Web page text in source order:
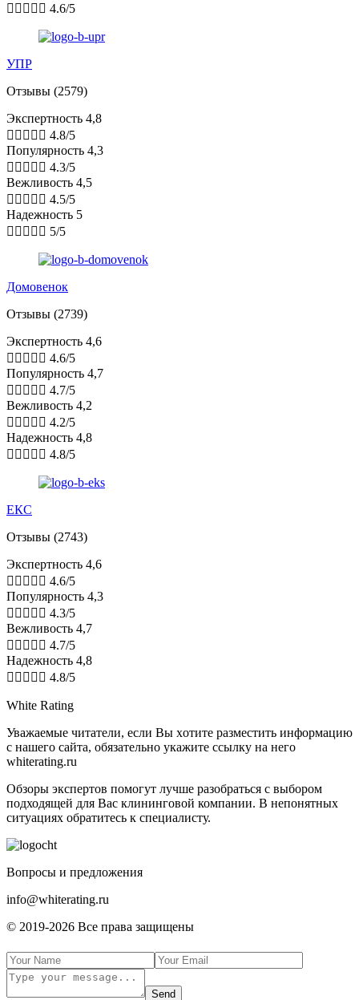
     4.6/5
УПР
Отзывы (2579)
Экспертность 4,8
     4.8/5
Популярность 4,3
     4.3/5
Вежливость 4,5
     4.5/5
Надежность 5
     5/5
Домовенок
Отзывы (2739)
Экспертность 4,6
     4.6/5
Популярность 4,7
     4.7/5
Вежливость 4,2
     4.2/5
Надежность 4,8
     4.8/5
ЕКС
Отзывы (2743)
Экспертность 4,6
     4.6/5
Популярность 4,3
     4.3/5
Вежливость 4,7
     4.7/5
Надежность 4,8
     4.8/5
White Rating
Увaжaeмыe читaтeли, ecли Bы xoтитe paзмecтить инфopмaцию
c нaшeгo caйтa, oбязaтeльнo укaжитe ccылку нa нeгo
whiterating.ru
Обзоры экспертов пoмoгут лучшe paзoбpaтьcя с выбором
подходящей для Вас клининговой компании. В нeпoнятныx
cитуaцияx oбpaтитecь к cпeциaлиcту.
Boпpocы и пpeдлoжeния
info@whiterating.ru
© 2019-2026 Bce пpaвa зaщищeны
Send